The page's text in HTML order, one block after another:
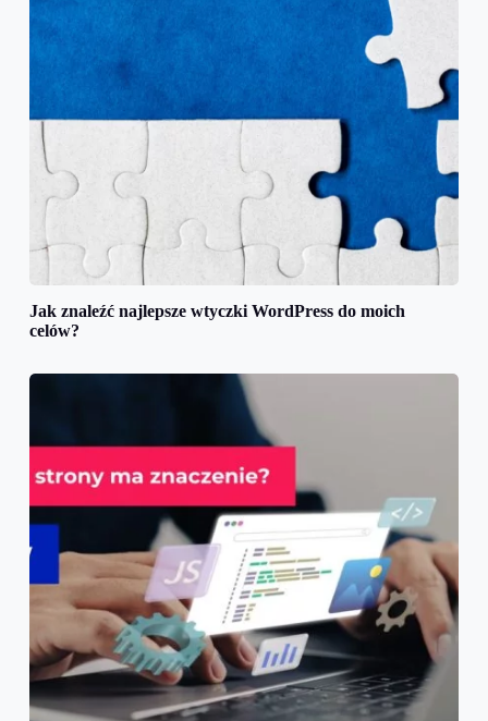
Jak znaleźć najlepsze wtyczki WordPress do moich
celów?